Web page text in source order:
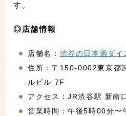
す。
◎店舗情報
店舗名： 渋谷の日本酒ダ
住所：〒150-0002東京都
ルビル 7F
アクセス：JR渋谷駅 新南
営業時間：午後5時00分〜